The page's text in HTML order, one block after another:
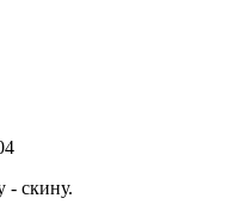
- скину.